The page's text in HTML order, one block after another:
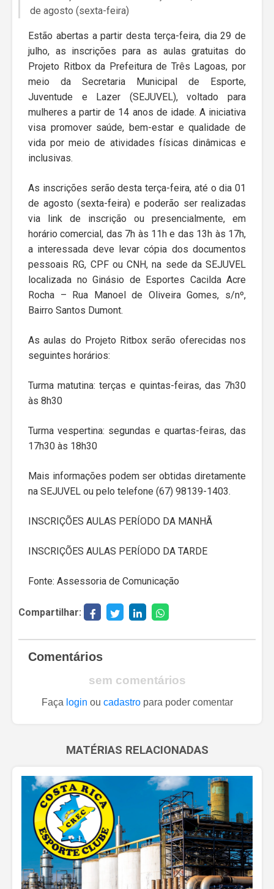
de agosto (sexta-feira)
Estão abertas a partir desta terça-feira, dia 29 de
julho, as inscrições para as aulas gratuitas do
Projeto Ritbox da Prefeitura de Três Lagoas, por
meio da Secretaria Municipal de Esporte,
Juventude e Lazer (SEJUVEL), voltado para
mulheres a partir de 14 anos de idade. A iniciativa
visa promover saúde, bem-estar e qualidade de
vida por meio de atividades físicas dinâmicas e
inclusivas.
As inscrições serão desta terça-feira, até o dia 01
de agosto (sexta-feira) e poderão ser realizadas
via link de inscrição ou presencialmente, em
horário comercial, das 7h às 11h e das 13h às 17h,
a interessada deve levar cópia dos documentos
pessoais RG, CPF ou CNH, na sede da SEJUVEL
localizada no Ginásio de Esportes Cacilda Acre
Rocha – Rua Manoel de Oliveira Gomes, s/nº,
Bairro Santos Dumont.
As aulas do Projeto Ritbox serão oferecidas nos
seguintes horários:
Turma matutina: terças e quintas-feiras, das 7h30
às 8h30
Turma vespertina: segundas e quartas-feiras, das
17h30 às 18h30
Mais informações podem ser obtidas diretamente
na SEJUVEL ou pelo telefone (67) 98139-1403.
INSCRIÇÕES AULAS PERÍODO DA MANHÃ
INSCRIÇÕES AULAS PERÍODO DA TARDE
Fonte: Assessoria de Comunicação
Compartilhar:
Comentários
sem comentários
Faça login ou cadastropara poder comentar
MATÉRIAS RELACIONADAS